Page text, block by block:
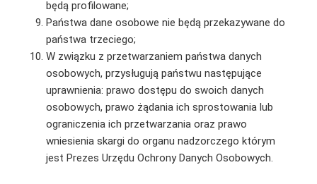
będą profilowane;
Państwa dane osobowe nie będą przekazywane do
państwa trzeciego;
W związku z przetwarzaniem państwa danych
osobowych, przysługują państwu następujące
uprawnienia: prawo dostępu do swoich danych
osobowych, prawo żądania ich sprostowania lub
ograniczenia ich przetwarzania oraz prawo
wniesienia skargi do organu nadzorczego którym
jest Prezes Urzędu Ochrony Danych Osobowych.